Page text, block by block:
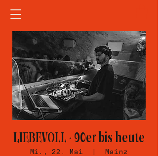
LIEBEVOLL - 90er bis heute
Mi., 22. Mai Mainz